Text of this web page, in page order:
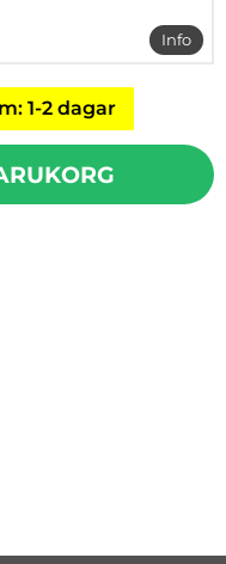
Info
mer
1-2 dagar